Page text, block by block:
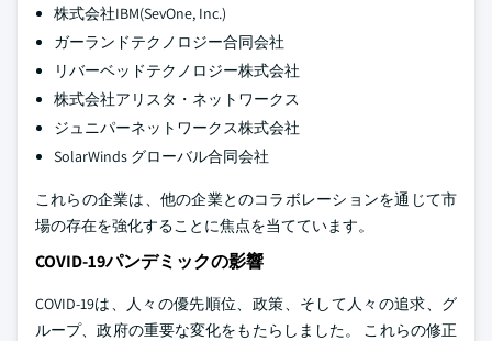
株式会社IBM(SevOne, Inc.)
ガーランドテクノロジー合同会社
リバーベッドテクノロジー株式会社
株式会社アリスタ・ネットワークス
ジュニパーネットワークス株式会社
SolarWinds グローバル合同会社
これらの企業は、他の企業とのコラボレーションを通じて市
場の存在を強化することに焦点を当てています。
COVID-19パンデミックの影響
COVID-19は、人々の優先順位、政策、そして人々の追求、グ
ループ、政府の重要な変化をもたらしました。 これらの修正